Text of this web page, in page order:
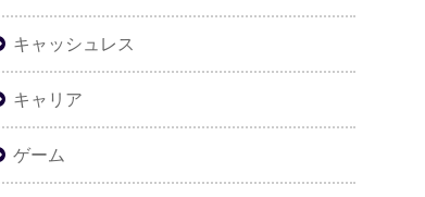
キャッシュレス
キャリア
ゲーム